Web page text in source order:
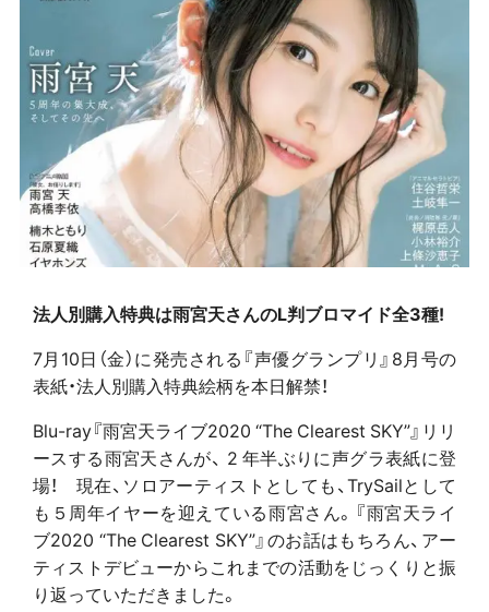
法人別購入特典は雨宮天さんのL判ブロマイド全3種!
7月10日（金）に発売される『声優グランプリ』8月号の
表紙・法人別購入特典絵柄を本日解禁！
Blu-ray『雨宮天ライブ2020 “The Clearest SKY”』リリ
ースする雨宮天さんが、 2 年半ぶりに声グラ表紙に登
場！ 現在、ソロアーティストとしても、TrySailとして
も５周年イヤーを迎えている雨宮さん。『雨宮天ライ
ブ2020 “The Clearest SKY”』のお話はもちろん、アー
ティストデビューからこれまでの活動をじっくりと振
り返っていただきました。